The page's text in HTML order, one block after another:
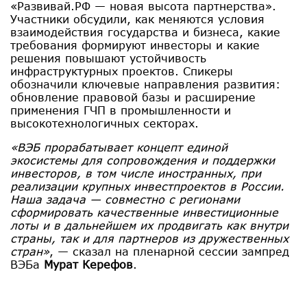
«Развивай.РФ — новая высота партнерства».
Участники обсудили, как меняются условия
взаимодействия государства и бизнеса, какие
требования формируют инвесторы и какие
решения повышают устойчивость
инфраструктурных проектов. Спикеры
обозначили ключевые направления развития:
обновление правовой базы и расширение
применения ГЧП в промышленности и
высокотехнологичных секторах.
«ВЭБ прорабатывает концепт единой
экосистемы для сопровождения и поддержки
инвесторов, в том числе иностранных, при
реализации крупных инвестпроектов в России.
Наша задача — совместно с регионами
сформировать качественные инвестиционные
лоты и в дальнейшем их продвигать как внутри
страны, так и для партнеров из дружественных
стран», — сказал на пленарной сессии зампред
ВЭБа Мурат Керефов.